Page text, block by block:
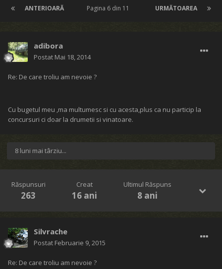
ANTERIOARĂ URMĂTOAREA
Pagina 6 din 11
adibora
Postat Mai 18, 2014
Re: De care troliu am nevoie ?
Cu bugetul meu ,ma multumesc si cu acesta,plus ca nu particip la
concursuri ci doar la drumetii si vinatoare.
8 luni mai târziu...
Răspunsuri
263
Creat
16 ani
Ultimul Răspuns
8 ani
Silvrache
Postat Februarie 9, 2015
Re: De care troliu am nevoie ?